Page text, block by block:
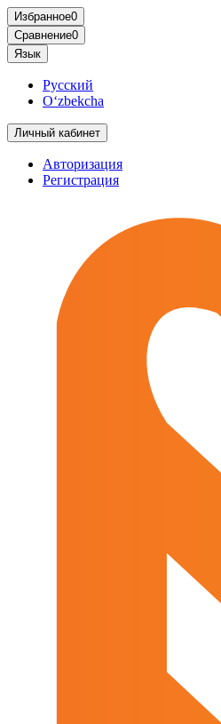
Избранное0
Сравнение0
Язык
Русский
O‘zbekcha
Личный кабинет
Авторизация
Регистрация